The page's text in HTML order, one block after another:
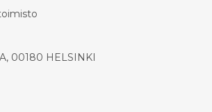
00180 HELSINKI